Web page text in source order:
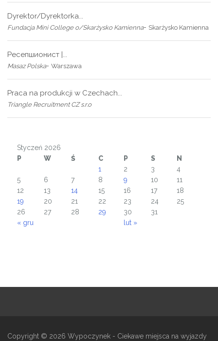
Dyrektor/Dyrektorka...
Fundacja Mini College o/Skarżysko Kamienna- Skarżysko Kamienna
Ресепшионист |...
Masaz Polska- Warszawa
Praca na produkcji w Czechach...
Triangle Recruitment CZ s.r.o
Styczeń 2026
P
W Ś C P S N
« gru lut »
1 2 3
4
5
6 7 8 9 10
11
12
13 14 15 16 17
18
19
20 21 22 23 24
25
26
27 28 29 30 31
Copyright © 2026 Wypoczynek - Ciekawe miejsca na wyjazdy